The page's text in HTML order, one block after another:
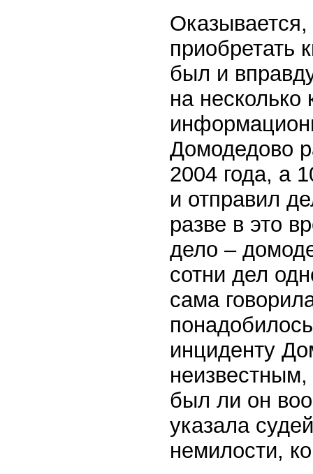
приобретать
был и
на
Домодедово
2004 года, а
и отправил
разве в это
дело –
сотни дел
сама
инциденту
неизвестным,
был ли он
указала
немилости,